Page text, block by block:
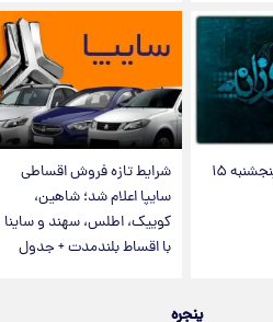
فال روزانه واقعی پنجشنبه ۱۵
شرایط تازه فروش اقساطی
سایپا اعلام شد؛ شاهین،
کوییک، اطلس، سهند و ساینا
با اقساط بلندمدت + جدول
پنجره